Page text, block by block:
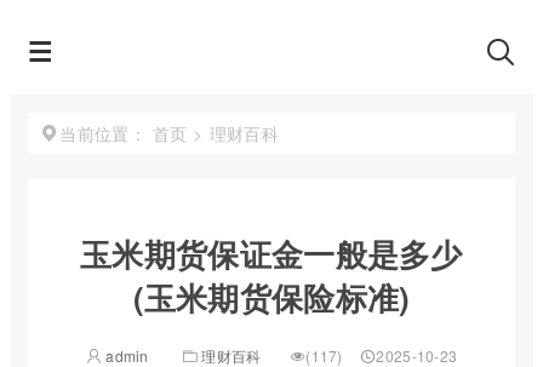
当前位置： 首页 > 理财百科
玉米期货保证金一般是多少
(玉米期货保险标准)
admin 理财百科 (117)
2025-10-23